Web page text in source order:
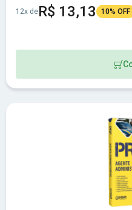
12x deR$ 13,13 10% OFF